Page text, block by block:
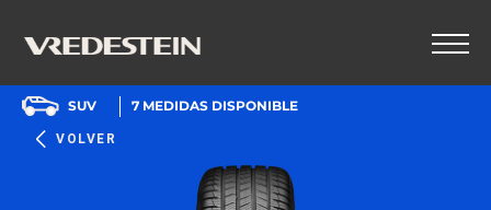
VOLVER
SUV 7 MEDIDAS DISPONIBLE